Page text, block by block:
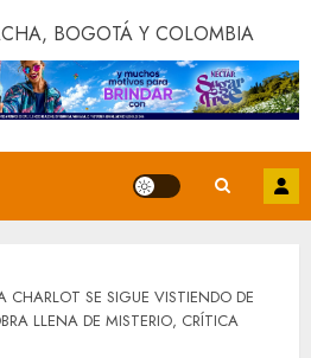
BOGOTÁ Y COLOMBIA
SE SIGUE VISTIENDO DE
LLENA DE MISTERIO, CRÍTICA